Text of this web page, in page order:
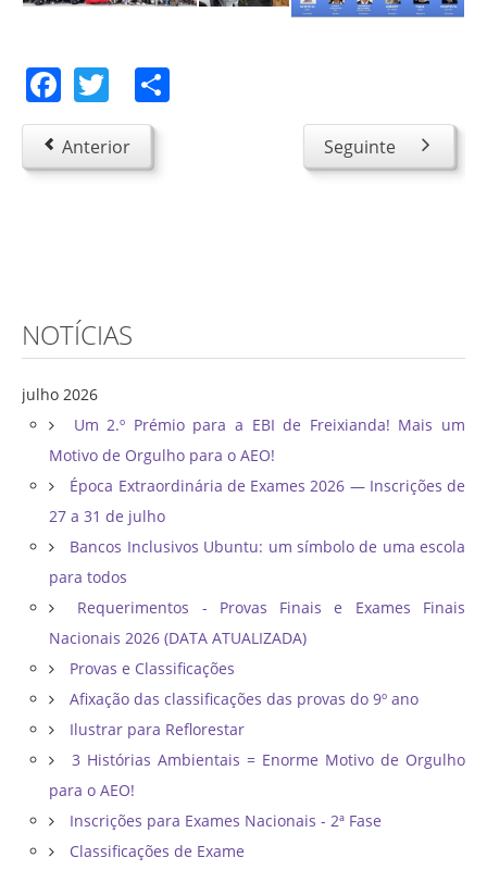
Facebook
Twitter
Anterior Seguinte
NOTÍCIAS
julho 2026
Um 2.º Prémio para a EBI de Freixianda! Mais um
Motivo de Orgulho para o AEO!
Época Extraordinária de Exames 2026 — Inscrições de
27 a 31 de julho
Bancos Inclusivos Ubuntu: um símbolo de uma escola
para todos
Requerimentos - Provas Finais e Exames Finais
Nacionais 2026 (DATA ATUALIZADA)
Provas e Classificações
Afixação das classificações das provas do 9º ano
Ilustrar para Reflorestar
3 Histórias Ambientais = Enorme Motivo de Orgulho
para o AEO!
Inscrições para Exames Nacionais - 2ª Fase
Classificações de Exame